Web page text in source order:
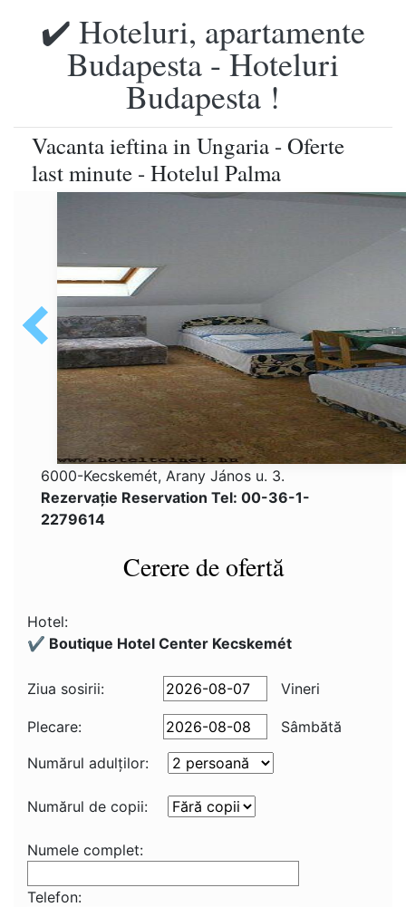
✔️ Hoteluri, apartamente
Budapesta - Hoteluri
Budapesta !
Vacanta ieftina in Ungaria - Oferte
last minute - Hotelul Palma
6000-Kecskemét, Arany János u. 3.
Rezervaţie Reservation Tel: 00-36-1-
2279614
Cerere de ofertă
Hotel:
✔️ Boutique Hotel Center Kecskemét
Ziua sosirii: Vineri
Plecare:
Sâmbătă
Numărul adulţilor:
Numărul de copii:
Numele complet:
Telefon: